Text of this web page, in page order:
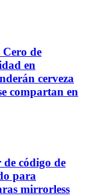
de
en
cerveza
compartan en
código de
para
mirrorless